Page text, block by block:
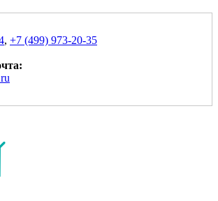
, +7 (499) 973-20-35